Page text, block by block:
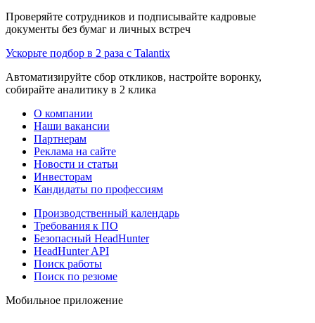
Проверяйте сотрудников и подписывайте кадровые
документы без бумаг и личных встреч
Ускорьте подбор в 2 раза с Talantix
Автоматизируйте сбор откликов, настройте воронку,
собирайте аналитику в 2 клика
О компании
Наши вакансии
Партнерам
Реклама на сайте
Новости и статьи
Инвесторам
Кандидаты по профессиям
Производственный календарь
Требования к ПО
Безопасный HeadHunter
HeadHunter API
Поиск работы
Поиск по резюме
Мобильное приложение